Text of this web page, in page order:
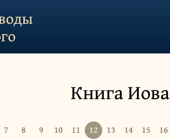
Книга Иова
7 8 9 10 11 12 13 14 15 16